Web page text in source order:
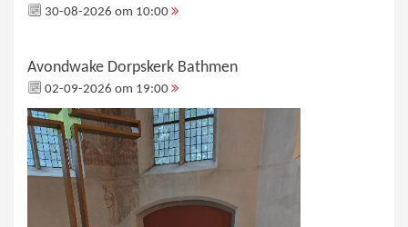
30-08-2026 om 10:00
Avondwake Dorpskerk Bathmen
02-09-2026 om 19:00